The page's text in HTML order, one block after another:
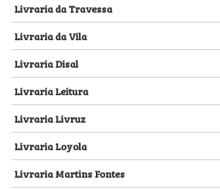
Livraria da Travessa
Livraria da Vila
Livraria Disal
Livraria Leitura
Livraria Livruz
Livraria Loyola
Livraria Martins Fontes